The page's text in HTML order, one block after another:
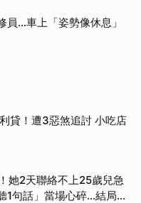
員…車上「姿勢像休息」
貸！遭3惡煞追討 小吃店
她2天聯絡不上25歲兒急
句話」當場心碎...結局看